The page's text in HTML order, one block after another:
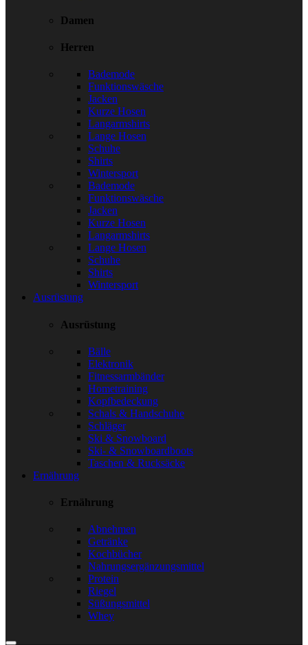
Damen
Herren
Bademode
Funktionswäsche
Jacken
Kurze Hosen
Langarmshirts
Lange Hosen
Schuhe
Shirts
Wintersport
Bademode
Funktionswäsche
Jacken
Kurze Hosen
Langarmshirts
Lange Hosen
Schuhe
Shirts
Wintersport
Ausrüstung
Ausrüstung
Bälle
Elektronik
Fitnessarmbänder
Hometraining
Kopfbedeckung
Schals & Handschuhe
Schläger
Ski & Snowboard
Ski- & Snowboardboots
Taschen & Rucksäcke
Ernährung
Ernährung
Abnehmen
Getränke
Kochbücher
Nahrungsergänzungsmittel
Protein
Riegel
Süßungsmittel
Whey